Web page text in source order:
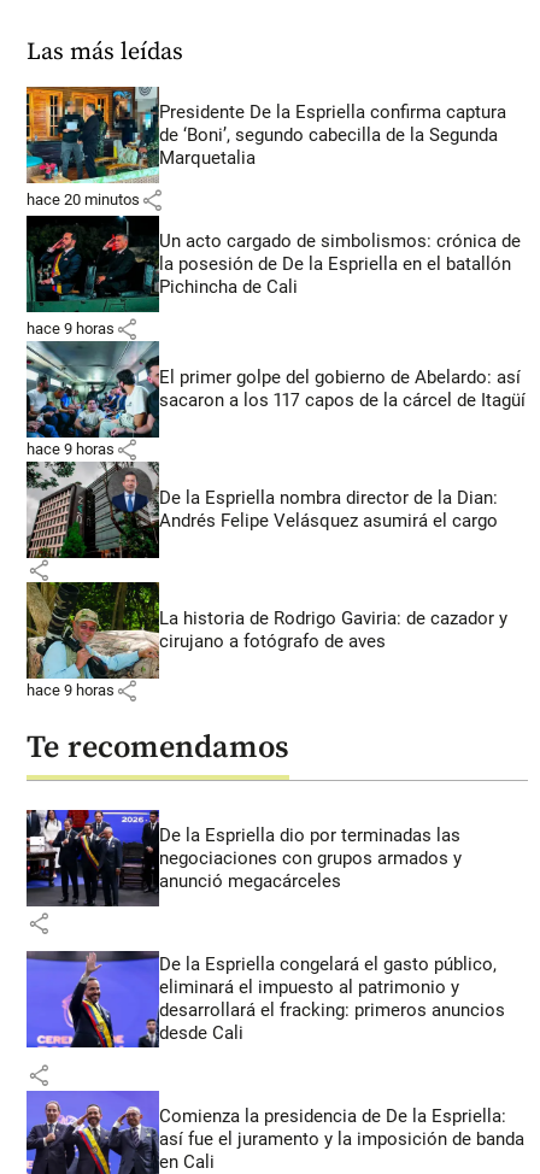
Las más leídas
Presidente De la Espriella confirma captura
de ‘Boni’, segundo cabecilla de la Segunda
Marquetalia
hace 20 minutos share
Un acto cargado de simbolismos: crónica de
la posesión de De la Espriella en el batallón
Pichincha de Cali
hace 9 horas share
El primer golpe del gobierno de Abelardo: así
sacaron a los 117 capos de la cárcel de Itagüí
hace 9 horas share
De la Espriella nombra director de la Dian:
Andrés Felipe Velásquez asumirá el cargo
share
La historia de Rodrigo Gaviria: de cazador y
cirujano a fotógrafo de aves
hace 9 horas share
Te recomendamos
De la Espriella dio por terminadas las
negociaciones con grupos armados y
anunció megacárceles
share
De la Espriella congelará el gasto público,
eliminará el impuesto al patrimonio y
desarrollará el fracking: primeros anuncios
desde Cali
share
Comienza la presidencia de De la Espriella:
así fue el juramento y la imposición de banda
en Cali